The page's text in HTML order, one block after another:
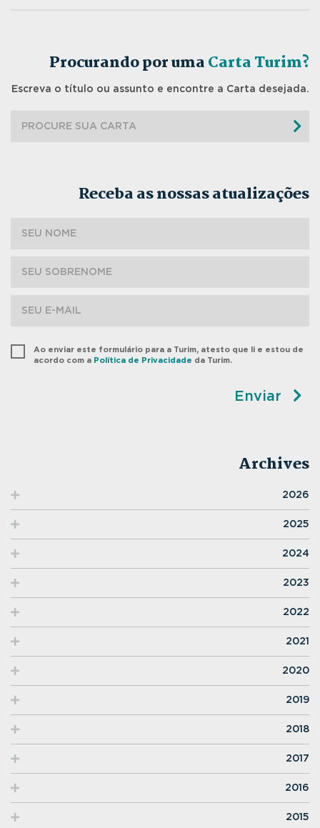
Procurando por umaCarta Turim?
Escreva o título ou assunto e encontre a Carta desejada.
Receba as nossas atualizações
Ao enviar este formulário para a Turim, atesto que li e estou de
acordo com a Política de Privacidade da Turim.
Enviar
Archives
2026
2025
2024
2023
2022
2021
2020
2019
2018
2017
2016
2015